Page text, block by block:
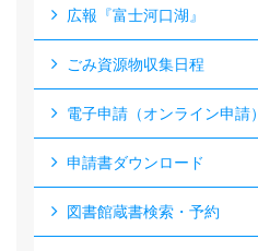
広報『富士河口湖』
ごみ資源物収集日程
電子申請（オンライン申請）
申請書ダウンロード
図書館蔵書検索・予約